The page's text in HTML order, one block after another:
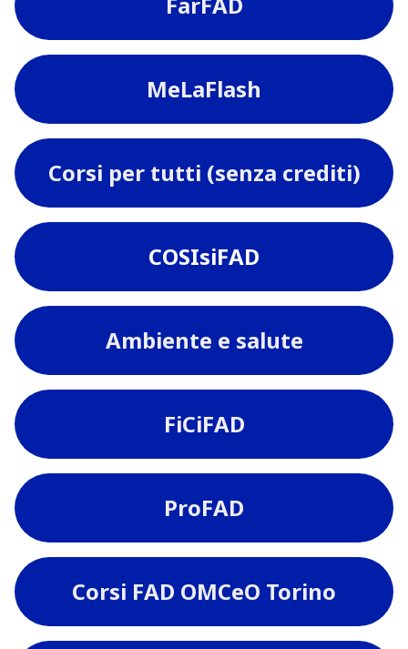
MeLaFlash
Corsi per tutti (senza crediti)
COSIsiFAD
Ambiente e salute
FiCiFAD
ProFAD
Corsi FAD OMCeO Torino